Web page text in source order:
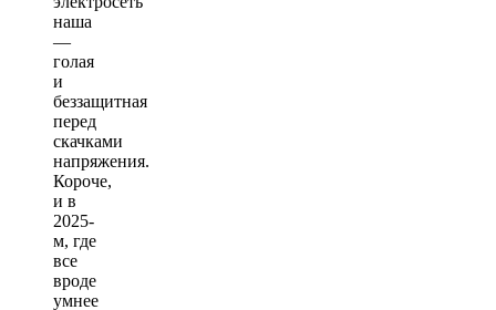
наша
—
голая
и
беззащитная
перед
скачками
напряжения.
Короче,
и в
2025-
м, где
все
вроде
умнее